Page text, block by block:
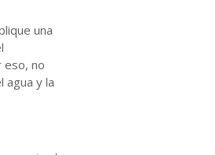
una
eso, no
y la